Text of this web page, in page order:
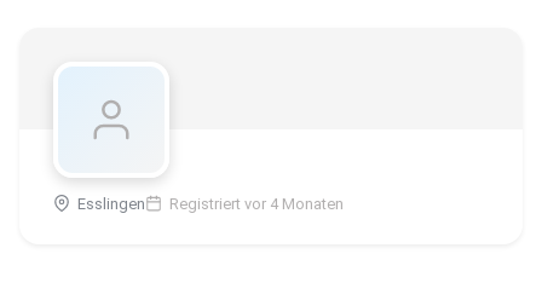
Esslingen Registriert vor 4 Monaten